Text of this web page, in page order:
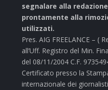
segnalare alla
prontamente alla
utilizzati.
Pres. AIG FREELANCE – (
all’Uff. Registro del Min.
del 08/11/2004 C.F.
Certificato presso la
internazionale dei